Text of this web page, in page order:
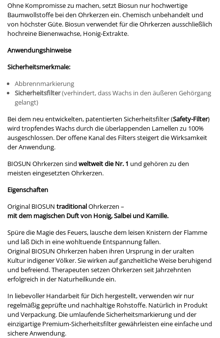
Ohne Kompromisse zu machen, setzt Biosun nur hochwertige
Baumwollstoffe bei den Ohrkerzen ein. Chemisch unbehandelt und
von höchster Güte. Biosun verwendet für die Ohrkerzen ausschließlich
hochreine Bienenwachse, Honig-Extrakte.
Anwendungshinweise
Sicherheitsmerkmale:
Abbrennmarkierung
Sicherheitsfilter(verhindert, dass Wachs in den äußeren Gehörgang
gelangt)
Bei dem neu entwickelten, patentierten Sicherheitsfilter (Safety-Filter)
wird tropfendes Wachs durch die überlappenden Lamellen zu 100%
ausgeschlossen. Der offene Kanal des Filters steigert die Wirksamkeit
der Anwendung.
BIOSUN Ohrkerzen sind weltweit die Nr. 1 und gehören zu den
meisten eingesetzten Ohrkerzen.
Eigenschaften
Original BIOSUN traditionalOhrkerzen –
mit dem magischen Duft von Honig, Salbei und Kamille.
Spüre die Magie des Feuers, lausche dem leisen Knistern der Flamme
und laß Dich in eine wohltuende Entspannung fallen.
Original BIOSUN Ohrkerzen haben ihren Ursprung in der uralten
Kultur indigener Völker. Sie wirken auf ganzheitliche Weise beruhigend
und befreiend. Therapeuten setzen Ohrkerzen seit Jahrzehnten
erfolgreich in der Naturheilkunde ein.
In liebevoller Handarbeit für Dich hergestellt, verwenden wir nur
regelmäßig geprüfte und nachhaltige Rohstoffe. Natürlich in Produkt
und Verpackung. Die umlaufende Sicherheitsmarkierung und der
einzigartige Premium-Sicherheitsfilter gewährleisten eine einfache und
sichere Anwendung.